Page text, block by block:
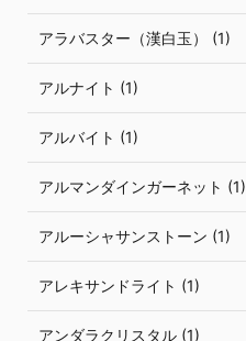
アラバスター（漢白玉） (1)
アルナイト (1)
アルバイト (1)
アルマンダインガーネット (1)
アルーシャサンストーン (1)
アレキサンドライト (1)
アンダラクリスタル (1)